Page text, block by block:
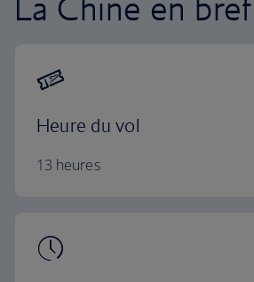
Heure du vol
13 heures